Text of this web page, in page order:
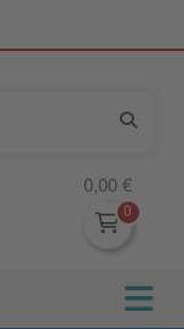
0,00 €